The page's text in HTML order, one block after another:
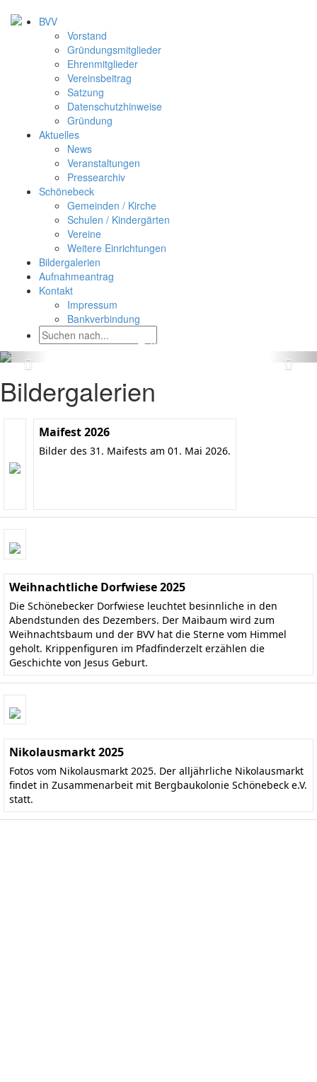
BVV
Vorstand
Gründungsmitglieder
Ehrenmitglieder
Vereinsbeitrag
Satzung
Datenschutzhinweise
Gründung
Aktuelles
News
Veranstaltungen
Pressearchiv
Schönebeck
Gemeinden / Kirche
Schulen / Kindergärten
Vereine
Weitere Einrichtungen
Bildergalerien
Aufnahmeantrag
Kontakt
Impressum
Bankverbindung
Bildergalerien
Maifest 2026
Bilder des 31. Maifests am 01. Mai 2026.
Weihnachtliche Dorfwiese 2025
Die Schönebecker Dorfwiese leuchtet besinnliche in den
Abendstunden des Dezembers. Der Maibaum wird zum
Weihnachtsbaum und der BVV hat die Sterne vom Himmel
geholt. Krippenfiguren im Pfadfinderzelt erzählen die
Geschichte von Jesus Geburt.
Nikolausmarkt 2025
Fotos vom Nikolausmarkt 2025. Der alljährliche Nikolausmarkt
findet in Zusammenarbeit mit Bergbaukolonie Schönebeck e.V.
statt.